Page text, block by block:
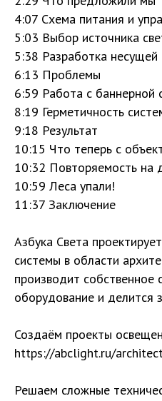
4:07 Схема питания и
5:03 Выбор источника
5:38 Разработка несущей
6:13 Проблемы
6:59 Работа с баннерной
8:19 Герметичность
9:18 Результат
10:15 Что теперь с
10:32 Повторяемость на
10:59 Леса упали!
11:37 Заключение
Азбука Света
системы в области
производит собственное
оборудование и делится
Создаём проекты
https://abclight.ru/
Решаем сложные